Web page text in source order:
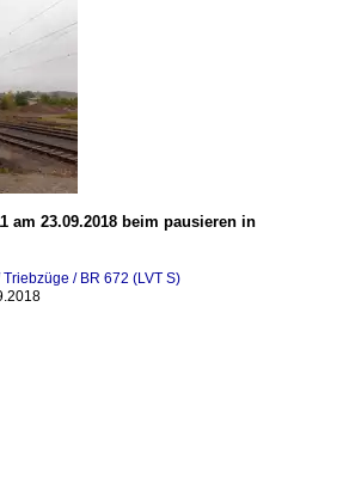
am 23.09.2018 beim pausieren in
/ BR 672 (LVT S)